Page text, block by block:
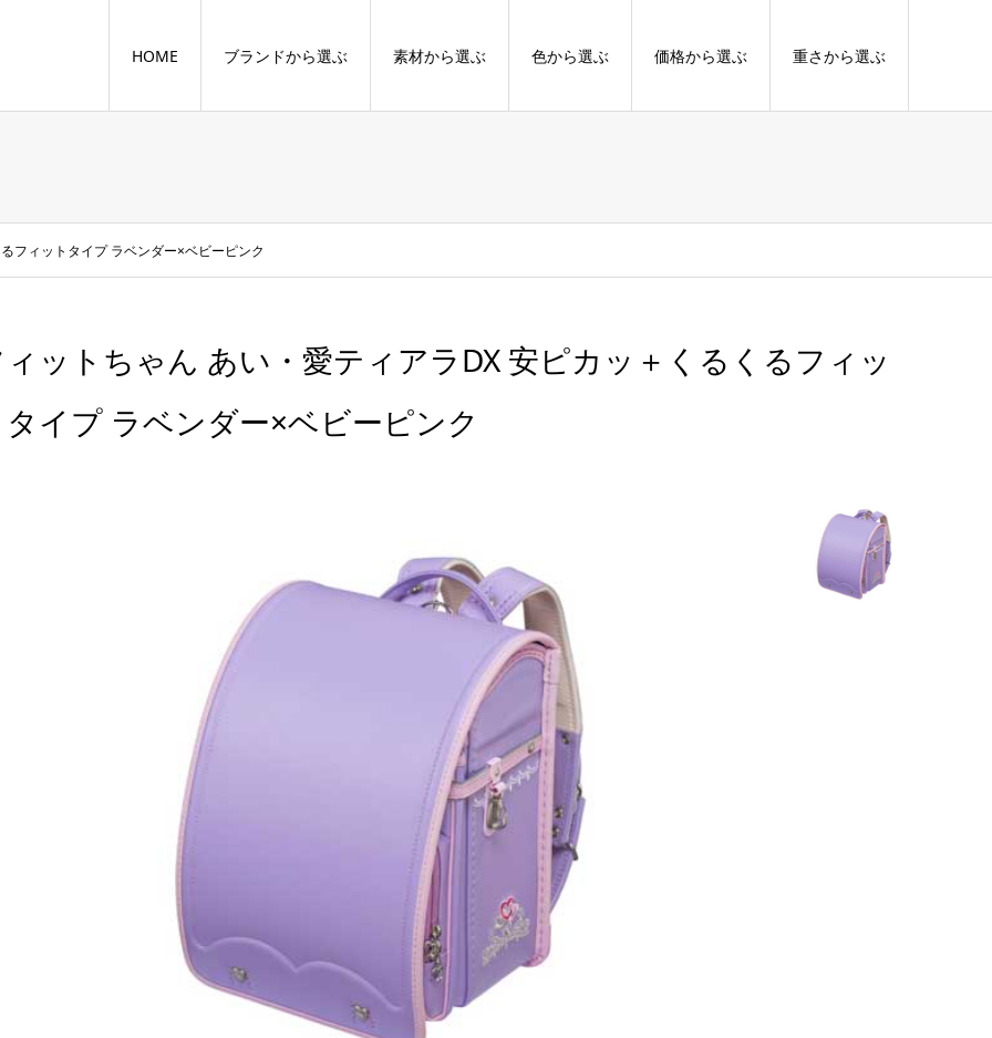
HOME ブランドから選ぶ 素材から選ぶ 色から選ぶ 価格から選ぶ 重さから選ぶ
フィットタイプ ラベンダー×ベビーピンク
ットちゃん あい・愛ティアラDX 安ピカッ＋くるくるフィッ
イプ ラベンダー×ベビーピンク